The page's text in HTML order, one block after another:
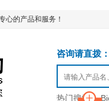
心的产品和服务！
咨询请直拨
热门搜索：